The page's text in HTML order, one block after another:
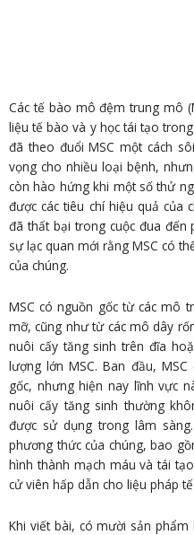
Các tế bào mô đệm trung mô
liệu tế bào và y học tái tạo
đã theo đuổi MSC một cách
vọng cho nhiều loại bệnh,
còn hào hứng khi một số thử
được các tiêu chí hiệu quả của
đã thất bại trong cuộc đua
sự lạc quan mới rằng MSC có
của chúng.
MSC có nguồn gốc từ các mô
mỡ, cũng như từ các mô dây
nuôi cấy tăng sinh trên đĩa
lượng lớn MSC. Ban đầu,
gốc, nhưng hiện nay lĩnh vực
nuôi cấy tăng sinh thường
được sử dụng trong lâm
phương thức của chúng, bao
hình thành mạch máu và tái
cử viên hấp dẫn cho liệu pháp
Khi viết bài, có mười sản